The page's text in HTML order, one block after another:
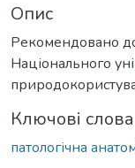
Опис
Рекомендовано
Національного
Ключові слова
патологічна